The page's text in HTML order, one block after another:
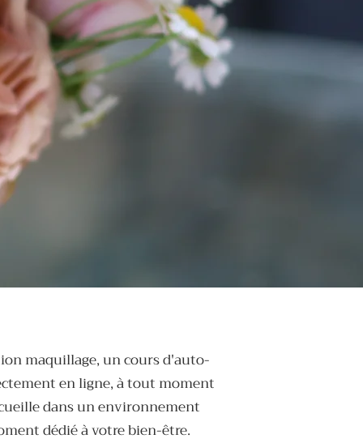
maquillage, un cours d'auto-
en ligne, à tout moment
dans un environnement
dédié à votre bien-être.